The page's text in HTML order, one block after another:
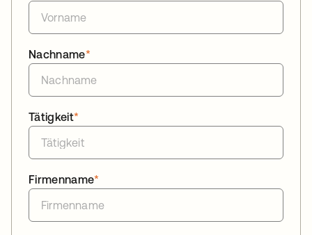
*
Nachname
*
Tätigkeit
*
Firmenname